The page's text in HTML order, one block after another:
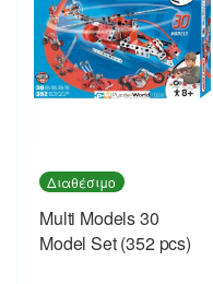
Διαθέσιμο
Multi Models 30
Model Set (352 pcs)